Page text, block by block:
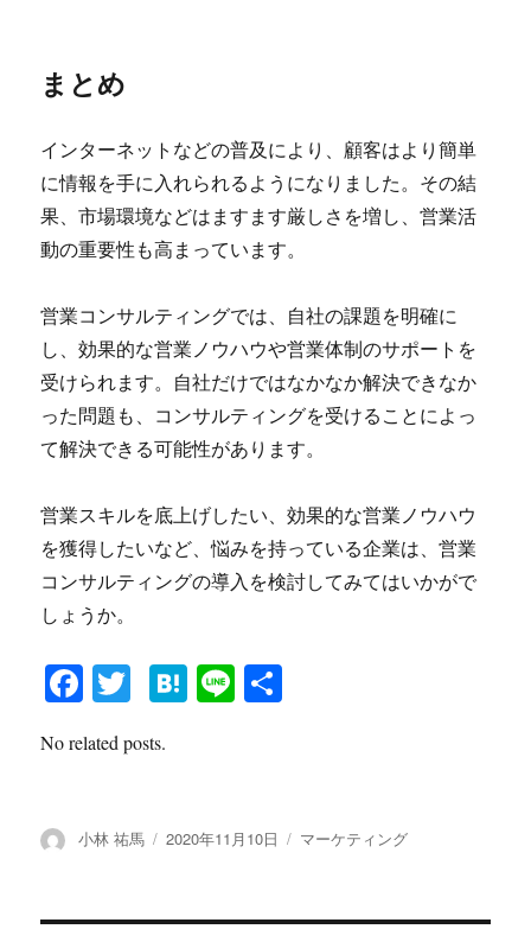
まとめ
インターネットなどの普及により、顧客はより簡単
に情報を手に入れられるようになりました。その結
果、市場環境などはますます厳しさを増し、営業活
動の重要性も高まっています。
営業コンサルティングでは、自社の課題を明確に
し、効果的な営業ノウハウや営業体制のサポートを
受けられます。自社だけではなかなか解決できなか
った問題も、コンサルティングを受けることによっ
て解決できる可能性があります。
営業スキルを底上げしたい、効果的な営業ノウハウ
を獲得したいなど、悩みを持っている企業は、営業
コンサルティングの導入を検討してみてはいかがで
しょうか。
Fa
bo
T
tte
H Li
No related posts.
投
小林 祐馬
投
2020年11月10日
カ
マーケティング